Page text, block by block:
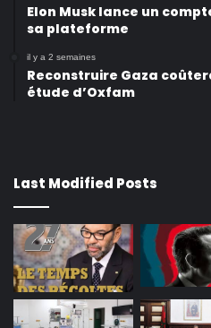
Elon Musk lance un
sa plateforme
il y a 2 semaines
Reconstruire Gaza
étude d’Oxfam
Last Modified Posts